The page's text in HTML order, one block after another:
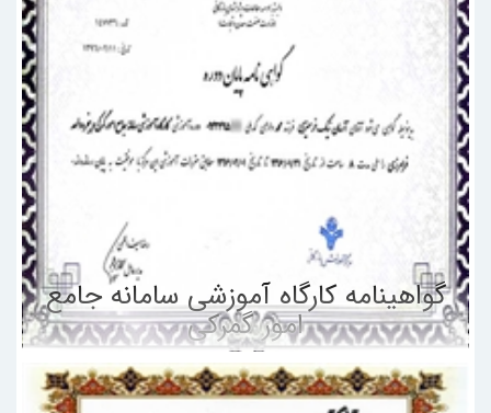
گواهینامه کارگاه آموزشی سامانه جامع
امور گمرکی